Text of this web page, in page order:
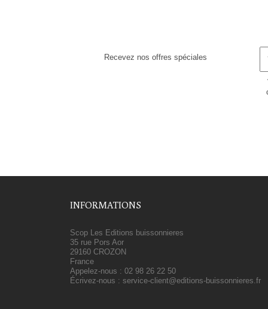
Recevez nos offres spéciales
INFORMATIONS
Scop Les Editions buissonnieres
35 rue Pors Aor
29160 CROZON
France
Appelez-nous : 02 98 26 22 50
Écrivez-nous : service-client@editions-buissonnieres.fr